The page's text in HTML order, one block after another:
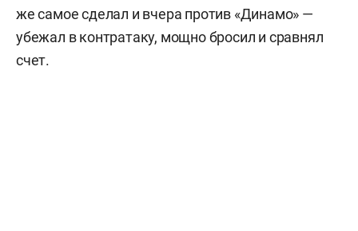
же самое сделал и вчера против «Динамо» —
убежал в контратаку, мощно бросил и сравнял
счет.